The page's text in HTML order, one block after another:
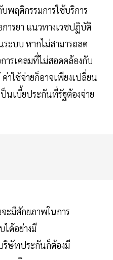
พฤติกรรมการใช้บริการ
การยา แนวทางเวชปฏิบัติ
ระบบ หากไม่สามารถลด
ารเคลมที่ไม่สอดคล้องกับ
าใช้จ่ายก็อาจเพียงเปลี่ยน
ป็นเบี้ยประกันที่รัฐต้องจ่าย
ะมีศักยภาพในการ
ได้อย่างมี
ษัทประกันก็ต้องมี